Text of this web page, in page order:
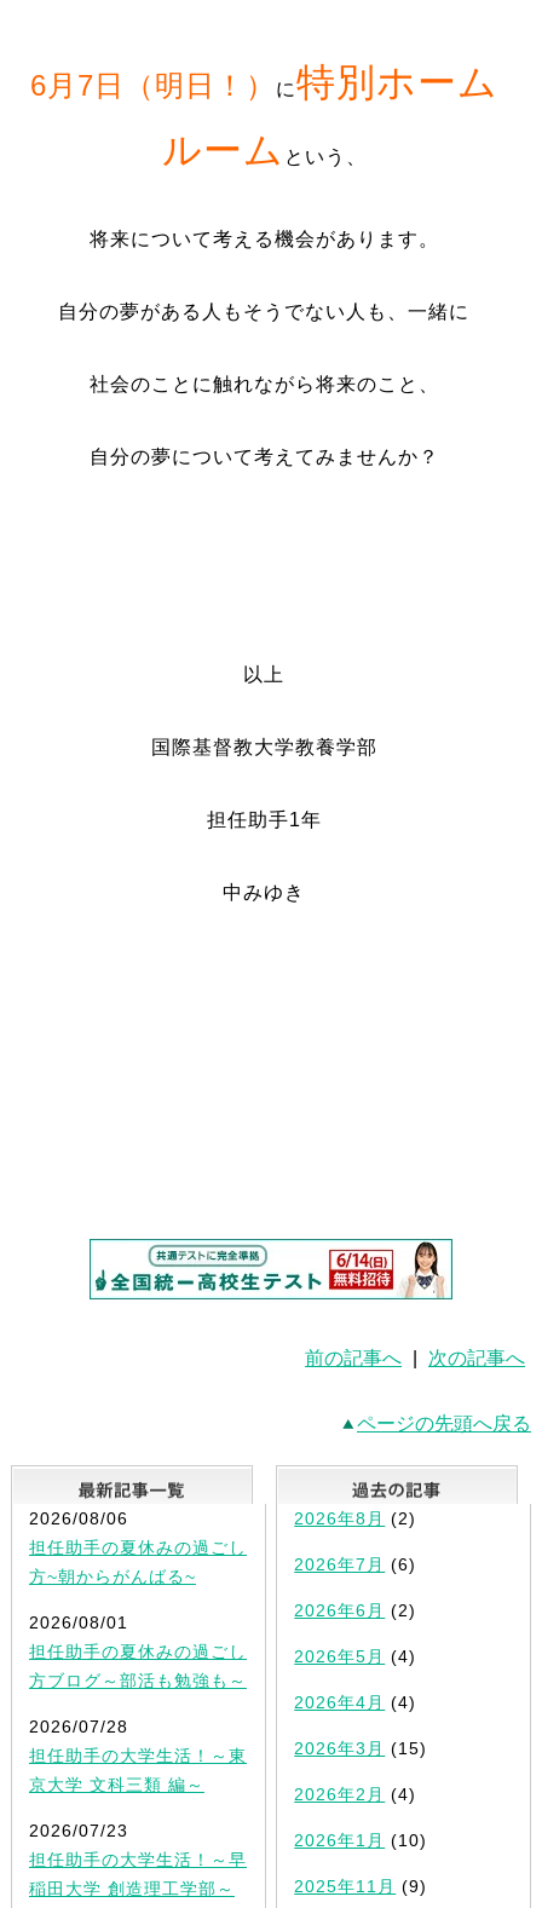
6月7日（明日！） に特別ホーム
ルーム という、
将来について考える機会があります。
自分の夢がある人もそうでない人も、一緒に
社会のことに触れながら将来のこと、
自分の夢について考えてみませんか？
以上
国際基督教大学教養学部
担任助手1年
中みゆき
前の記事へ 次の記事へ
ページの先頭へ戻る
最新記事一覧
2026/08/06
担任助手の夏休みの過ごし
方~朝からがんばる~
2026/08/01
担任助手の夏休みの過ごし
方ブログ～部活も勉強も～
2026/07/28
担任助手の大学生活！～東
京大学 文科三類 編～
2026/07/23
担任助手の大学生活！～早
稲田大学 創造理工学部～
2026年8月 (2)
2026年7月 (6)
2026年6月 (2)
2026年5月 (4)
2026年4月 (4)
2026年3月 (15)
2026年2月 (4)
2026年1月 (10)
2025年11月 (9)